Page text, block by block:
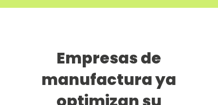
Empresas de
manufactura ya